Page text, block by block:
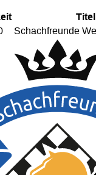
Titel
Schachfreunde